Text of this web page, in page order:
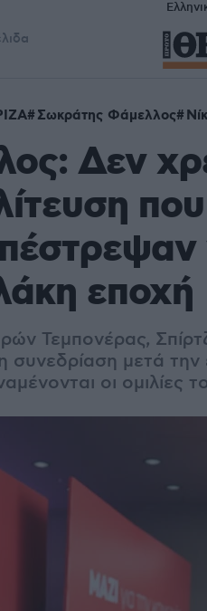
Σωκράτης Φάμελλος
Δεν
εποχή
Τεμπονέρας,
συνεδρίαση μετά
οι